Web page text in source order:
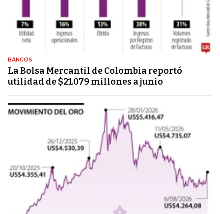
BANCOS
La Bolsa Mercantil de Colombia reportó
utilidad de $21.079 millones a junio